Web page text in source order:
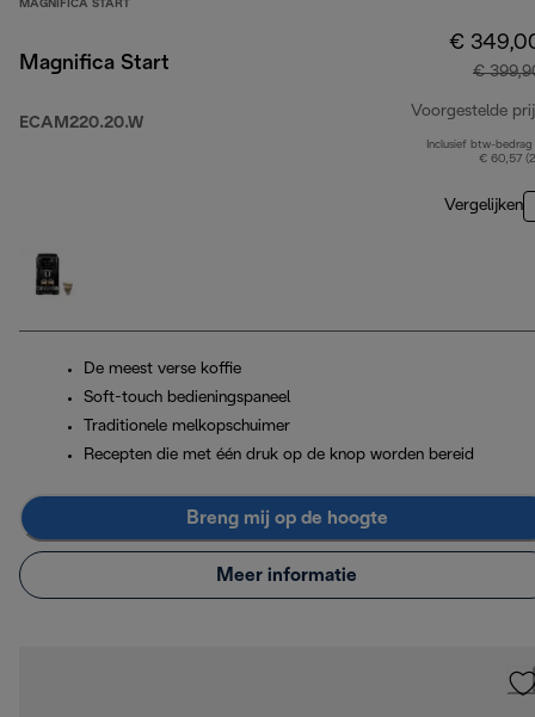
MAGNIFICA START
Magnifica Start
ECAM220.20.W
€
€
Voorgestelde
Inclusief btw-bedrag
€ 60,57
Vergelijken
De meest verse koffie
Soft-touch bedieningspaneel
Traditionele melkopschuimer
Recepten die met één druk op de knop worden bereid
Breng mij op de hoogte
Meer informatie